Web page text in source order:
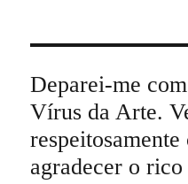
Deparei-me
Vírus da Arte.
agradecer o